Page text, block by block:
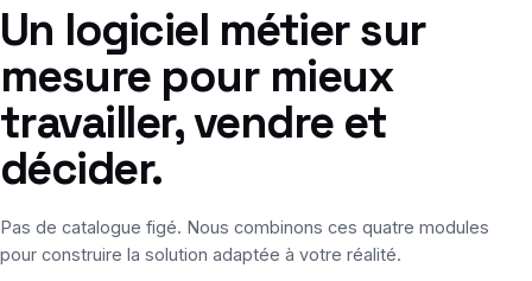
Un logiciel métier sur
mesure pour mieux
travailler, vendre et
décider.
Pas de catalogue figé. Nous combinons ces quatre modules
pour construire la solution adaptée à votre réalité.